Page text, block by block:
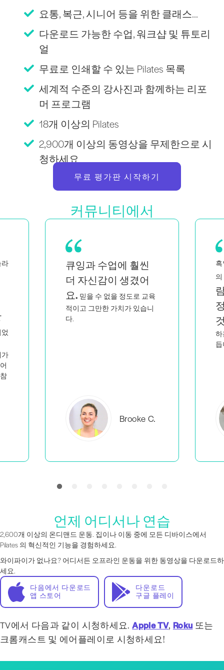
요통, 복근, 시니어 등을 위한 클래스...
다운로드 가능한 수업, 워크샵 및 튜토리
얼
무료로 인쇄할 수 있는 Pilates 목록
세계적 수준의 강사진과 함께하는 리포
머 프로그램
18개 이상의 Pilates
2,900개 이상의 동영상을 무제한으로 시
청하세요
무료 평가판 시작하기
커뮤니티에서
흑인이자 퀴어 여성인 쌍둥이
의 엄마로서 저와 닮은 사
람들이 지적이고 열
정적으로 가르치는
것을 보면
B.
언제 어디서나 연습
2,600개 이상의 온디맨드 운동. 집이나 이동 중에 모든 디바이스에서
Pilates 의 혁신적인 기능을 경험하세요.
와이파이가 없나요? 어디서든 오프라인 운동을 위한 동영상을 다운로드하
세요.
다음에서 다운로드
앱 스토어
다운로드
구글 플레이
TV에서 다음과 같이 시청하세요.Apple TV, Roku 또는
크롬캐스트 및 에어플레이로 시청하세요!